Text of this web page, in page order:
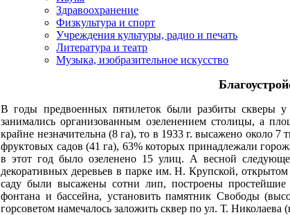
Здравоохранение
Физкультура и спорт
Учреждения культуры, радио и печать
Литература и театр
Музыка, изобразительное искусство
В годы предвоенных пятилеток были разбиты скверы
занимались организованным озеленением столицы, а
крайне незначительна (8 га), то в 1933 г. высажено около
фруктовых садов (41 га), 63% которых принадлежали
в этот год было озеленено 15 улиц. А весной
декоративных деревьев в парке им. Н. Крупской,
саду были высажены сотни лип, построены простейшие
фонтана и бассейна, установить памятник Свободы
горсоветом намечалось заложить сквер по ул. Т.